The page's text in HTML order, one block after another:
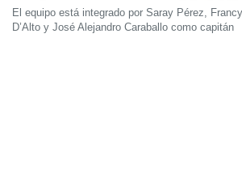
El equipo está integrado por Saray Pérez,
D’Alto y José Alejandro Caraballo como capitán